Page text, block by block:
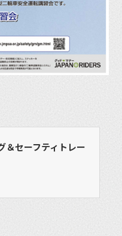
＆セーフティトレー